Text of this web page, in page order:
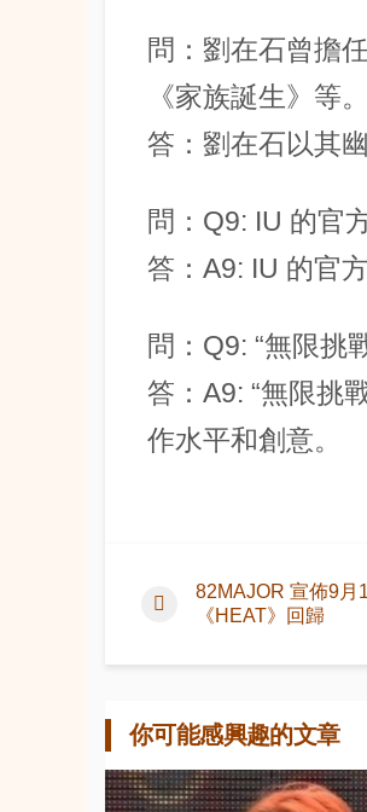
問：劉在石曾擔
《家族誕生》等。
答：劉在石以其
問：Q9: IU 的官
答：A9: IU 的官
問：Q9: “無限挑
答：A9: “無限挑
作水平和創意。
82MAJOR 宣佈9月
《HEAT》回歸
你可能感興趣的文章